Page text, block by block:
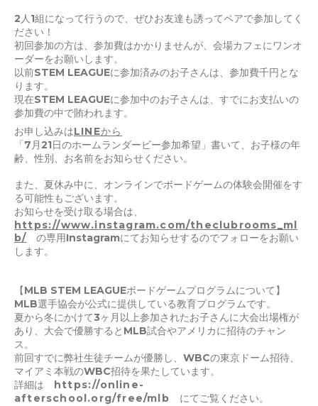
2人1組になって行うので、ぜひお友達も誘ってペアで参加してく
ださい！
初回参加の方は、参加費はかかりませんが、会場カフェにワンオ
ーダーをお願いします。
以前STEM LEAGUEに参加済みのお子さんは、参加費千円とな
ります。
現在STEM LEAGUEに参加中のお子さんは、すでにお支払いの
参加費の中で賄われます。
お申し込みはLINEから
「7月21日のホームランダービー参加希望」書いて、お子様の年
齢、性別、お名前をお知らせください。
また、夏休み中に、オンラインでボードゲームの体験会開催をす
る可能性もございます。
お知らせを受け取る場合は、
https://www.instagram.com/theclubrooms_ml
b/ の専用Instagramにてお知らせするのでフォローをお願い
します。
【MLB STEM LEAGUEボードゲームプログラムについて】
MLB選手協会が公式に提供している教育プログラムです。
夏から冬にかけて3ヶ月以上参加されたお子さんに大会出場権が
あり、大会で優勝するとMLB試合やアメリカに招待のチャン
ス。
前回すでに弊社生徒チームが優勝し、WBCの東京ドーム招待、
マイアミ本戦のWBC招待を果たしています。
詳細は https://online-
afterschool.org/free/mlb
にてご覧ください。